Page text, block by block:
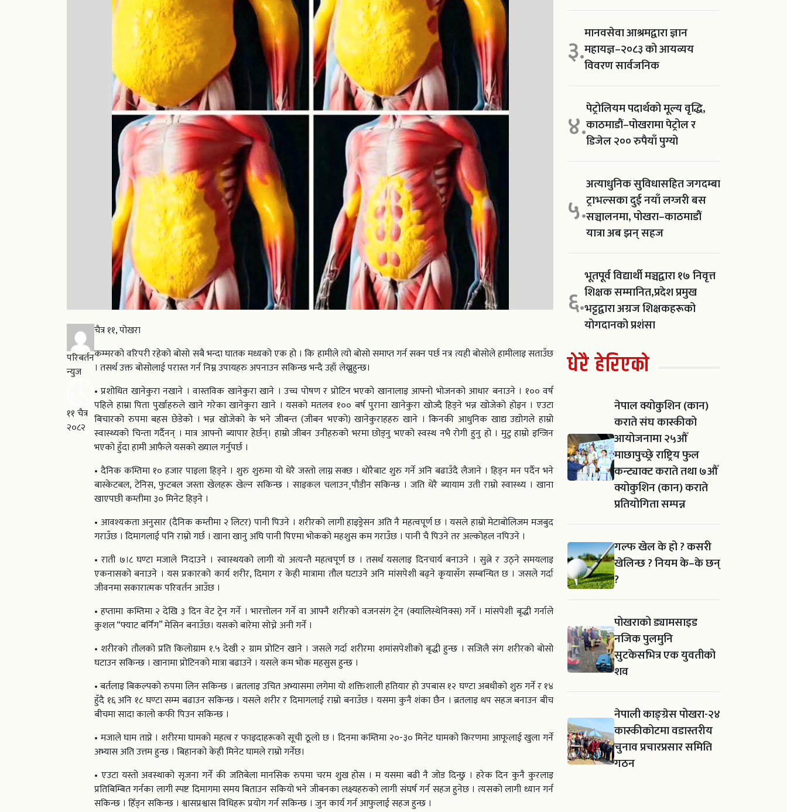
परिबर्तन
न्युज
११ चैत्र
२०८२
चैत्र ११, पोखरा
कम्मरको वरिपरी रहेको बोसो सबै भन्दा घातक मध्यको एक हो । कि हामीले त्यो बोसो समाप्त गर्न सक्न पर्छ नत्र त्यही बोसोले हामीलाइ सताउँछ
। तसर्थ उक्त बोसोलाई परास्त गर्न निम्न उपायहरु अपनाउन सकिन्छ भन्दै उहाँ लेख्नुहुन्छ।
• प्रशोधित खानेकुरा नखाने । वास्तविक खानेकुरा खाने । उच्च पोषण र प्रोटिन भएको खानालाइ आफ्नो भोजनको आधार बनाउने । १०० वर्ष
पहिले हाम्रा पिता पुर्खाहरुले खाने गरेका खानेकुरा खाने । यसको मतलव १०० बर्ष पुराना खानेकुरा खोज्दै हिड्ने भन्न खोजेको होइन । एउटा
बिचारको रुपमा बहस छेडेको । भन्न खोजेको के भने जीबन्त (जीबन भएको) खानेकुराहहरु खाने । किनकी आधुनिक खाद्य उद्योगले हाम्रो
स्वास्थ्यको चिन्ता गर्दैनन् । मात्र आफ्नो ब्यापार हेर्छन्। हाम्रो जीबन उनीहरुको भरमा छोड्नु भएको स्वस्थ नभै रोगी हुनु हो । मुटु हाम्रो इन्जिन
भएको हुँदा हामी आफैले यसको ख्याल गर्नुपर्छ ।
• दैनिक कम्तिमा १० हजार पाइला हिड्ने । शुरु शुरुमा यो धेरै जस्तो लाग्न सक्छ । थोरैबाट शुरु गर्ने अनि बढाउँदै लैजाने । हिड्न मन पर्दैन भने
बास्केटबल, टेनिस, फुटबल जस्ता खेलहरू खेल्न सकिन्छ । साइकल चलाउन¸पौडीन सकिन्छ । जति धेरै ब्यायाम उती राम्रो स्वास्थ्य । खाना
खाएपछी कम्तीमा ३० मिनेट हिड्ने ।
• आवश्यकता अनुसार (दैनिक कम्तीमा २ लिटर) पानी पिउने । शरीरको लागी हाइड्रेसन अति नै महत्वपूर्ण छ । यसले हाम्रो मेटाबोलिजम मजबुद
गराउँछ । दिमागलाई पनि राम्रो गर्छ । खाना खानु अघि पानी पिएमा भोकको महशुस कम गराउँछ । पानी चै पिउने तर अल्कोहल नपिउने ।
• राती ७।८ घण्टा मजाले निदाउने । स्वास्थयको लागी यो अत्यन्तै महत्वपूर्ण छ । तसर्थ यसलाइ दिनचार्य बनाउने । सुत्ने र उठ्ने समयलाइ
एकनासको बनाउने । यस प्रकारको कार्य शरीर, दिमाग र केही मात्रामा तौल घटाउने अनि मांसपेशी बढ्ने कृयासँग सम्बन्धित छ । जसले गर्दा
जीवनमा सकारात्मक परिवर्तन आउँछ ।
• हप्तामा कम्तिमा २ देखि ३ दिन वेट ट्रेन गर्ने । भारत्तोलन गर्ने वा आफ्नै शरीरको वजनसंग ट्रेन (क्यालिस्थेनिक्स) गर्ने । मांसपेशी बृद्धी गर्नाले
कुशल “फ्याट बर्निंग” मेसिन बनाउँछ। यसको बारेमा सोच्ने अनी गर्ने ।
• शरीरको तौलको प्रति किलोग्राम १.५ देखी २ ग्राम प्रोटिन खाने । जसले गर्दा शरीरमा शमांसपेशीको बृद्धी हुन्छ । सजिलै संग शरीरको बोसो
घटाउन सकिन्छ । खानामा प्रोटिनको मात्रा बढाउने । यसले कम भोक महसुस हुन्छ ।
• बर्तलाइ बिकल्पको रुपमा लिन सकिन्छ । ब्रतलाइ उचित अभ्यासमा लगेमा यो शक्तिशाली हतियार हो उपबास १२ घण्टा अबधीको शुरु गर्ने र १४
हुँदै १६ अनि १८ घण्टा सम्म बढाउन सकिन्छ । यसले शरीर र दिमागलाई राम्रो बनाउँछ । यसमा कुनै शंका छैन । ब्रतलाइ थप सहज बनाउन बीच
बीचमा सादा कालो कफी पिउन सकिन्छ ।
• मजाले घाम ताप्ने । शरीरमा घामको महत्व र फाइदाहरूको सूची ठूलो छ । दिनमा कम्तिमा २०-३० मिनेट घामको किरणमा आफूलाई खुला गर्ने
अभ्यास अति उत्तम हुन्छ । बिहानको केही मिनेट घामले राम्रो गर्नेछ।
• एउटा यस्तो अवस्थाको सृजना गर्ने की जतिबेला मानसिक रुपमा चरम शुख होस । म यसमा बढी नै जोड दिन्छु । हरेक दिन कुनै कुरलाइ
प्रतिबिम्बित गर्नका लागी स्पष्ट दिमागमा समय बिताउन सकियो भने जीबनका लक्ष्यहरुको लागी संघर्ष गर्न सहज हुनेछ । त्यसको लागी ध्यान गर्न
सकिन्छ । हिँड्न सकिन्छ । श्वासप्रश्वास विधिहरू प्रयोग गर्न सकिन्छ । जुन कार्य गर्न आफुलाई सहज हुन्छ ।
३.मानवसेवा आश्रमद्वारा ज्ञान
महायज्ञ–२०८३ को आयव्यय
विवरण सार्वजनिक
४.पेट्रोलियम पदार्थको मूल्य वृद्धि,
काठमाडौं–पोखरामा पेट्रोल र
डिजेल २०० रुपैयाँ पुग्यो
५.
अत्याधुनिक सुविधासहित जगदम्बा
ट्राभल्सका दुई नयाँ लग्जरी बस
सञ्चालनमा, पोखरा–काठमाडौं
यात्रा अब झन् सहज
६.
भूतपूर्व विद्यार्थी मञ्चद्वारा १७ निवृत्त
शिक्षक सम्मानित,प्रदेश प्रमुख
भट्टद्वारा अग्रज शिक्षकहरूको
योगदानको प्रशंसा
धेरै हेरिएको
नेपाल क्योकुशिन (कान)
कराते संघ कास्कीको
आयोजनामा २५औँ
माछापुच्छ्रे राष्ट्रिय फुल
कन्ट्याक्ट कराते तथा ७औँ
क्योकुशिन (कान) कराते
प्रतियोगिता सम्पन्न
गल्फ खेल के हो ? कसरी
खेलिन्छ ? नियम के–के छन्
?
पोखराको ड्यामसाइड
नजिक पुलमुनि
सुटकेसभित्र एक युवतीको
शव
नेपाली काङ्ग्रेस पोखरा-२४
कास्कीकोटमा वडास्तरीय
चुनाव प्रचारप्रसार समिति
गठन